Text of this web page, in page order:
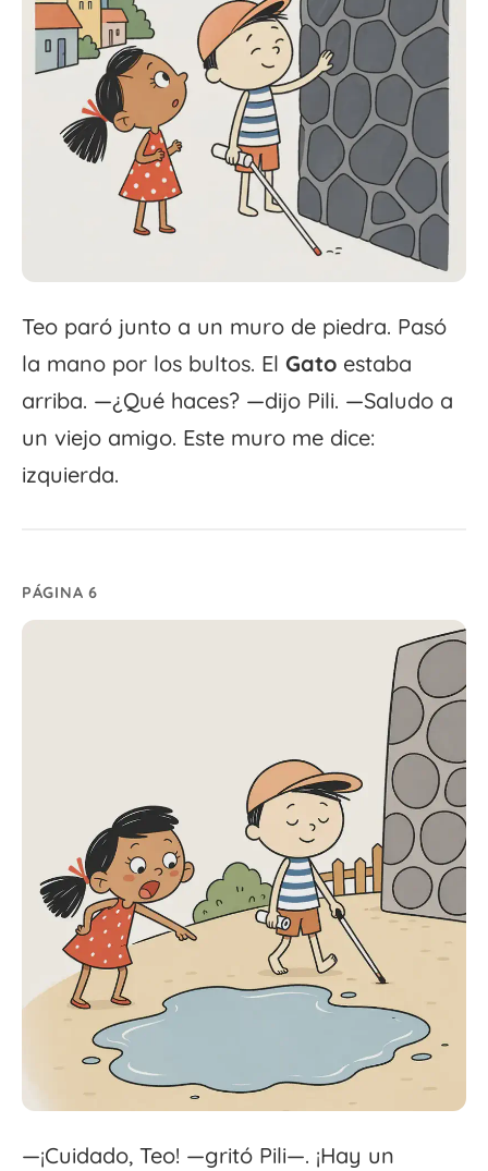
Teo paró junto a un muro de piedra. Pasó
la mano por los bultos. El Gato estaba
arriba. —¿Qué haces? —dijo Pili. —Saludo a
un viejo amigo. Este muro me dice:
izquierda.
PÁGINA 6
—¡Cuidado, Teo! —gritó Pili—. ¡Hay un